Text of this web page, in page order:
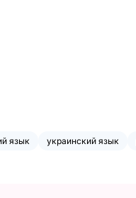
язык украинский язык